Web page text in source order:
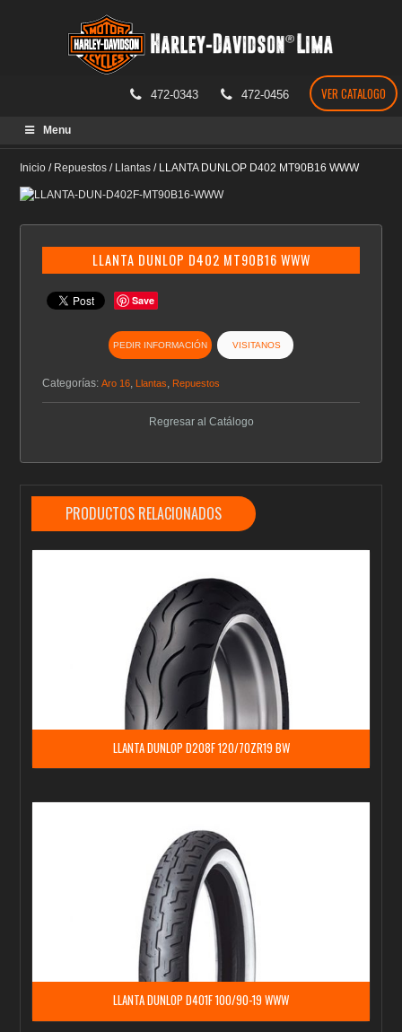
472-0343 472-0456 VER CATALOGO
Menu
Inicio / Repuestos / Llantas / LLANTA DUNLOP D402 MT90B16 WWW
LLANTA DUNLOP D402 MT90B16 WWW
Save
PEDIR INFORMACIÓN VISITANOS
Categorías:Aro 16 Llantas Repuestos
Regresar al Catálogo
PRODUCTOS RELACIONADOS
LLANTA DUNLOP D208F 120/70ZR19 BW
LLANTA DUNLOP D401F 100/90-19 WWW